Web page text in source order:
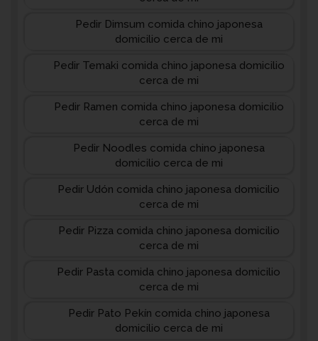
Pedir Dimsum comida chino japonesa
domicilio cerca de mi
Pedir Temaki comida chino japonesa domicilio
cerca de mi
Pedir Ramen comida chino japonesa domicilio
cerca de mi
Pedir Noodles comida chino japonesa
domicilio cerca de mi
Pedir Udón comida chino japonesa domicilio
cerca de mi
Pedir Pizza comida chino japonesa domicilio
cerca de mi
Pedir Pasta comida chino japonesa domicilio
cerca de mi
Pedir Pato Pekín comida chino japonesa
domicilio cerca de mi